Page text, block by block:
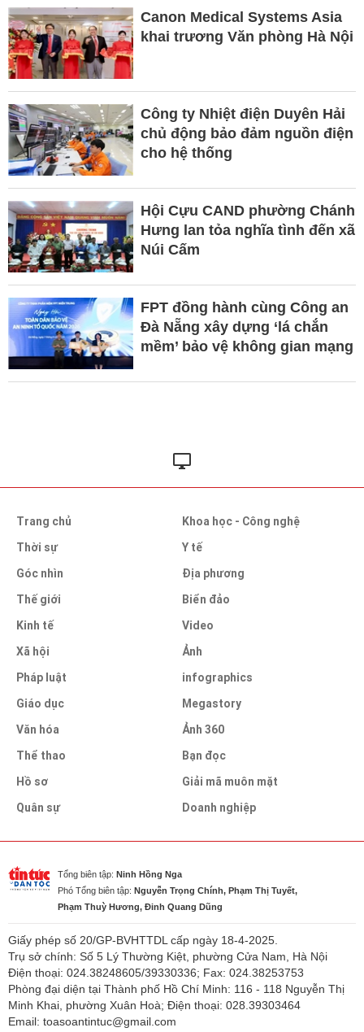
Canon Medical Systems Asia
khai trương Văn phòng Hà Nội
Công ty Nhiệt điện Duyên Hải
chủ động bảo đảm nguồn điện
cho hệ thống
Hội Cựu CAND phường Chánh
Hưng lan tỏa nghĩa tình đến xã
Núi Cấm
FPT đồng hành cùng Công an
Đà Nẵng xây dựng ‘lá chắn
mềm’ bảo vệ không gian mạng
Trang chủ
Thời sự
Góc nhìn
Thế giới
Kinh tế
Xã hội
Pháp luật
Giáo dục
Văn hóa
Thể thao
Hồ sơ
Quân sự
Khoa học - Công nghệ
Y tế
Địa phương
Biển đảo
Video
Ảnh
infographics
Megastory
Ảnh 360
Bạn đọc
Giải mã muôn mặt
Doanh nghiệp
Tổng biên tập: Ninh Hồng Nga
Phó Tổng biên tập: Nguyễn Trọng Chính, Phạm Thị Tuyết,
Phạm Thuỳ Hương, Đinh Quang Dũng
Giấy phép số 20/GP-BVHTTDL cấp ngày 18-4-2025.
Trụ sở chính: Số 5 Lý Thường Kiệt, phường Cửa Nam, Hà Nội
Điện thoại: 024.38248605/39330336; Fax: 024.38253753
Phòng đại diện tại Thành phố Hồ Chí Minh: 116 - 118 Nguyễn Thị
Minh Khai, phường Xuân Hoà; Điện thoại: 028.39303464
Email: toasoantintuc@gmail.com